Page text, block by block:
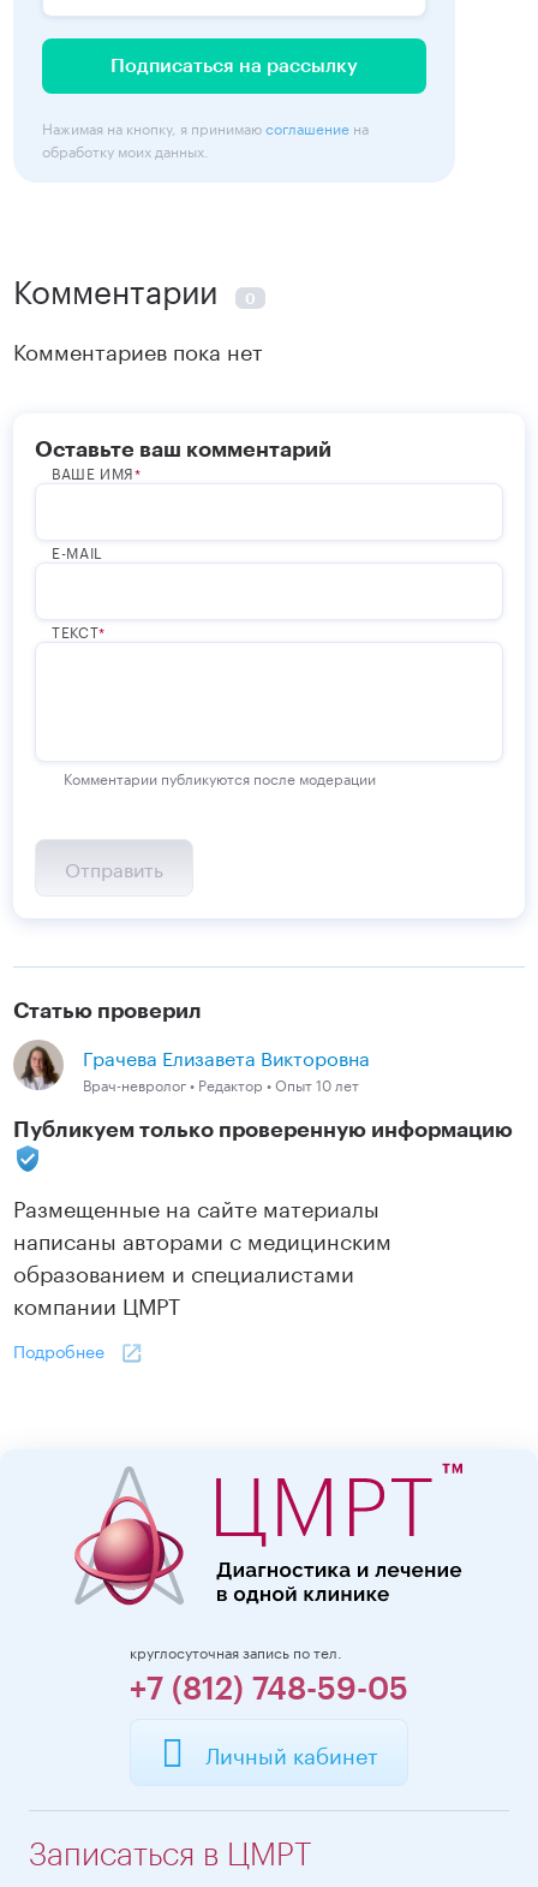
Подписаться на рассылку
Нажимая на кнопку, я принимаюсоглашение на
обработку моих данных.
Комментарии 0
Комментариев пока нет
Оставьте ваш комментарий
ВАШЕ ИМЯ
E-MAIL
ТЕКСТ
Комментарии публикуются после модерации
Статью проверил
Грачева Елизавета Викторовна
Врач-невролог • Редактор • Опыт 10 лет
Публикуем только проверенную информацию
Размещенные на сайте материалы
написаны авторами с медицинским
образованием и специалистами
компании ЦМРТ
Подробнее
круглосуточная запись по тел.
+7 (812) 748-59-05
Личный кабинет
Записаться в ЦМРТ